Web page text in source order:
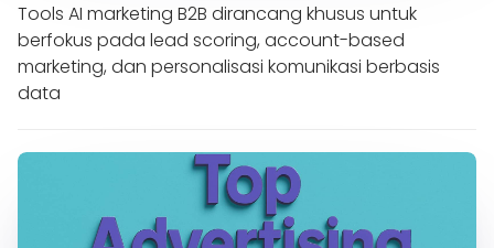
Tools AI marketing B2B dirancang khusus untuk
berfokus pada lead scoring, account-based
marketing, dan personalisasi komunikasi berbasis
data